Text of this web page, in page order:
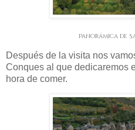
Panorámica de
Después de la visita nos
Conques al que dedicaremos
hora de comer.